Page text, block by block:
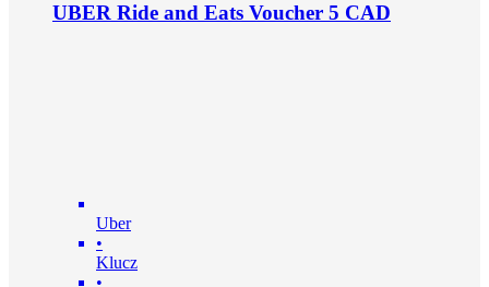
UBER Ride and Eats Voucher 5 CAD
Uber
•
Klucz
•